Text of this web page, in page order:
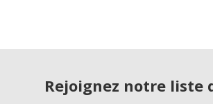
Rejoignez notre liste